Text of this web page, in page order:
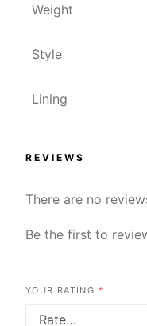
Weight
Style
Lining
REVIEWS
There are no
Be the first to
YOUR RATING *